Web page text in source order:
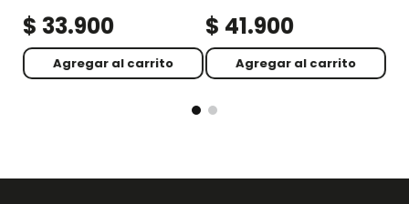
$ 33.900
Agregar al carrito
$ 41.900
Agregar al carrito